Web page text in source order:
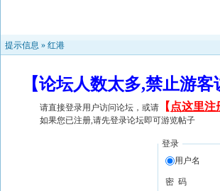
提示信息 » 红港
【论坛人数太多,禁止游
请直接登录用户访问论坛，或请 【 点这里注
如果您已注册,请先登录论坛即可游览帖子
登录
用户名
密 码